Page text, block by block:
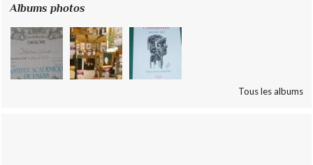
Albums photos
Tous les albums